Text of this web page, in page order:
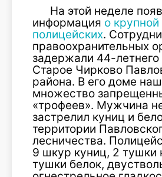
На этой неделе
информация о крупной
полицейских.
правоохранительных
задержали 44-
Старое Чирково
района. В его доме
множество
«трофеев». Мужчина
застрелил куниц и
территории
лесничества.
9 шкур куниц, 2 тушки
тушки белок,